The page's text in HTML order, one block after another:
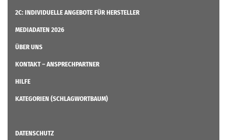
2C: INDIVIDUELLE ANGEBOTE FÜR HERSTELLER
MEDIADATEN 2026
ÜBER UNS
KONTAKT – ANSPRECHPARTNER
HILFE
KATEGORIEN (SCHLAGWORTBAUM)
DATENSCHUTZ